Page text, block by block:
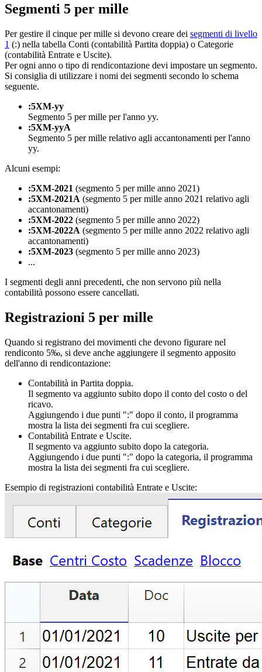
Segmenti 5 per mille
Per gestire il cinque per mille si devono creare dei segmenti di livello
1 (:) nella tabella Conti (contabilità Partita doppia) o Categorie
(contabilità Entrate e Uscite).
Per ogni anno o tipo di rendicontazione devi impostare un segmento.
Si consiglia di utilizzare i nomi dei segmenti secondo lo schema
seguente.
:5XM-yy
Segmento 5 per mille per l'anno yy.
:5XM-yyA
Segmento 5 per mille relativo agli accantonamenti per l'anno
yy.
Alcuni esempi:
:5XM-2021 (segmento 5 per mille anno 2021)
:5XM-2021A (segmento 5 per mille anno 2021 relativo agli
accantonamenti)
:5XM-2022 (segmento 5 per mille anno 2022)
:5XM-2022A (segmento 5 per mille anno 2022 relativo agli
accantonamenti)
:5XM-2023 (segmento 5 per mille anno 2023)
...
I segmenti degli anni precedenti, che non servono più nella
contabilità possono essere cancellati.
Registrazioni 5 per mille
Quando si registrano dei movimenti che devono figurare nel
rendiconto 5‰, si deve anche aggiungere il segmento apposito
dell'anno di rendicontazione:
Contabilità in Partita doppia.
Il segmento va aggiunto subito dopo il conto del costo o del
ricavo.
Aggiungendo i due punti ":" dopo il conto, il programma
mostra la lista dei segmenti fra cui scegliere.
Contabilità Entrate e Uscite.
Il segmento va aggiunto subito dopo la categoria.
Aggiungendo i due punti ":" dopo la categoria, il programma
mostra la lista dei segmenti fra cui scegliere.
Esempio di registrazioni contabilità Entrate e Uscite: